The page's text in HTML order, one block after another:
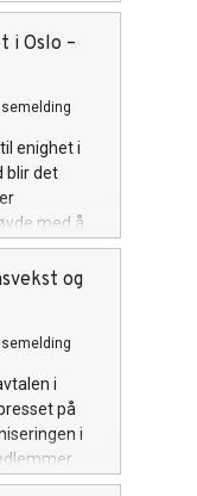
i Oslo –
enighet i
blir det
med å
langt på
Marianne
og
i
på
i